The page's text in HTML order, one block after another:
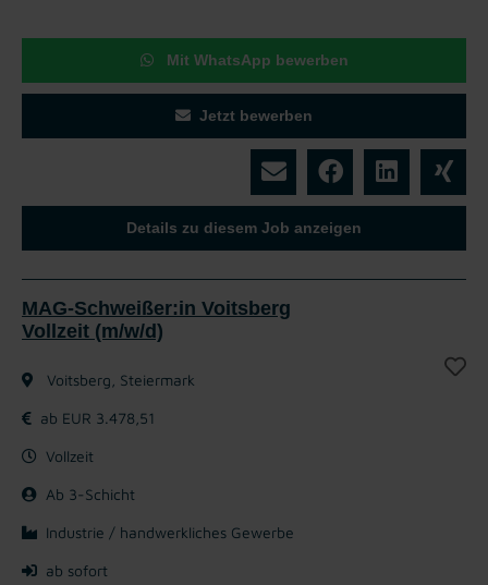
Mit WhatsApp bewerben
Jetzt bewerben
Details zu diesem Job anzeigen
MAG-Schweißer:in Voitsberg
Vollzeit (m/w/d)
Voitsberg, Steiermark
ab EUR 3.478,51
Vollzeit
Ab 3-Schicht
Industrie / handwerkliches Gewerbe
ab sofort